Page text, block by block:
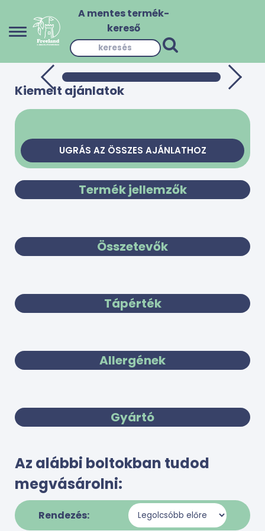
A mentes termék-
kereső
Kiemelt ajánlatok
UGRÁS AZ ÖSSZES AJÁNLATHOZ
Termék jellemzők
Összetevők
Tápérték
Allergének
Gyártó
Az alábbi boltokban tudod
megvásárolni:
Rendezés: